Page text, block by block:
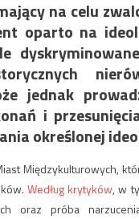
na celu
oparto na
jednak
i
określonej
Międzykulturowych,
Według krytyków, w
oraz próba